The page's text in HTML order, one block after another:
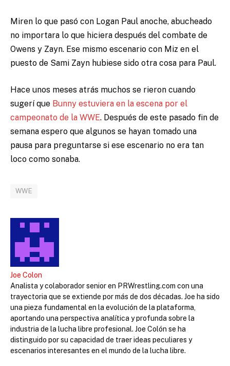
Miren lo que pasó con Logan Paul anoche, abucheado
no importara lo que hiciera después del combate de
Owens y Zayn. Ese mismo escenario con Miz en el
puesto de Sami Zayn hubiese sido otra cosa para Paul.
Hace unos meses atrás muchos se rieron cuando
sugerí que Bunny estuviera en la escena por el
campeonato de la WWE. Después de este pasado fin de
semana espero que algunos se hayan tomado una
pausa para preguntarse si ese escenario no era tan
loco como sonaba.
WWE
Joe Colon
Analista y colaborador senior en PRWrestling.com con una
trayectoria que se extiende por más de dos décadas. Joe ha sido
una pieza fundamental en la evolución de la plataforma,
aportando una perspectiva analítica y profunda sobre la
industria de la lucha libre profesional. Joe Colón se ha
distinguido por su capacidad de traer ideas peculiares y
escenarios interesantes en el mundo de la lucha libre.